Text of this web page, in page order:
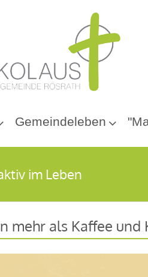
Gemeindeleben
im Leben
mehr als Kaffee und